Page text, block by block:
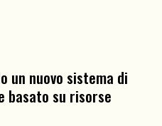
un nuovo sistema di
basato su risorse